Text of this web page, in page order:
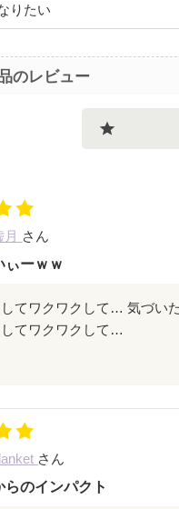
りたい
のレビュー
月 さん
ぃーｗｗ
してワクワクして…
物の中で
ゃ美和が大好きです!!
さん
らのインパクト